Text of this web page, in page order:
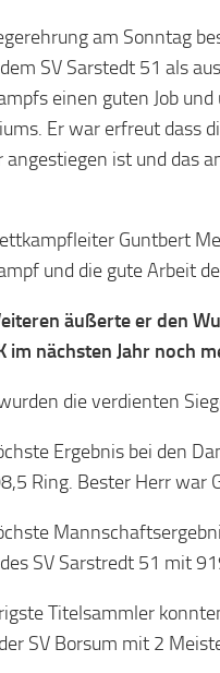
am Sonntag
SV Sarstedt 51 als
einen guten Job
Er war erfreut dass
angestiegen ist und das
Guntbert
und die gute Arbeit
äußerte er den
im nächsten Jahr noch
die verdienten
Ergebnis bei den
Ring. Bester Herr war
SV Sarstredt 51 mit
Titelsammler
SV Borsum mit 2